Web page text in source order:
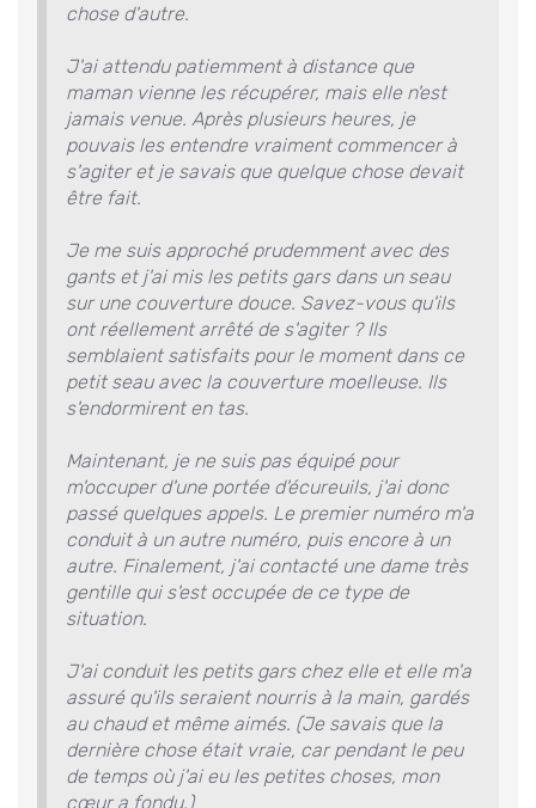
chose d'autre.
J'ai attendu patiemment à distance que
maman vienne les récupérer, mais elle n'est
jamais venue. Après plusieurs heures, je
pouvais les entendre vraiment commencer à
s'agiter et je savais que quelque chose devait
être fait.
Je me suis approché prudemment avec des
gants et j'ai mis les petits gars dans un seau
sur une couverture douce. Savez-vous qu'ils
ont réellement arrêté de s'agiter ? Ils
semblaient satisfaits pour le moment dans ce
petit seau avec la couverture moelleuse. Ils
s'endormirent en tas.
Maintenant, je ne suis pas équipé pour
m'occuper d'une portée d'écureuils, j'ai donc
passé quelques appels. Le premier numéro m'a
conduit à un autre numéro, puis encore à un
autre. Finalement, j'ai contacté une dame très
gentille qui s'est occupée de ce type de
situation.
J'ai conduit les petits gars chez elle et elle m'a
assuré qu'ils seraient nourris à la main, gardés
au chaud et même aimés. (Je savais que la
dernière chose était vraie, car pendant le peu
de temps où j'ai eu les petites choses, mon
cœur a fondu.)